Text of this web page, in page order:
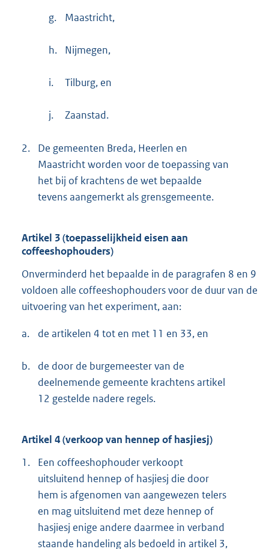
g. Maastricht,
h. Nijmegen,
i. Tilburg, en
j. Zaanstad.
2.
De gemeenten Breda, Heerlen en
Maastricht worden voor de toepassing van
het bij of krachtens de wet bepaalde
tevens aangemerkt als grensgemeente.
Artikel 3 (toepasselijkheid eisen aan
coffeeshophouders)
Onverminderd het bepaalde in de paragrafen 8 en 9
voldoen alle coffeeshophouders voor de duur van de
uitvoering van het experiment, aan:
a. de artikelen 4 tot en met 11 en 33, en
b.
de door de burgemeester van de
deelnemende gemeente krachtens artikel
12 gestelde nadere regels.
Artikel 4 (verkoop van hennep of hasjiesj)
1.
Een coffeeshophouder verkoopt
uitsluitend hennep of hasjiesj die door
hem is afgenomen van aangewezen telers
en mag uitsluitend met deze hennep of
hasjiesj enige andere daarmee in verband
staande handeling als bedoeld in artikel 3,